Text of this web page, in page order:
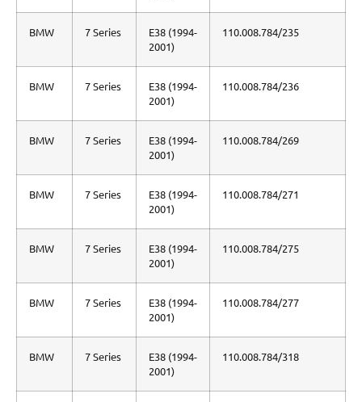
BMW 7 Series
E38 (1994-
2001)
110.008.784/235
BMW 7 Series
E38 (1994-
2001)
110.008.784/236
BMW 7 Series
E38 (1994-
2001)
110.008.784/269
BMW 7 Series
E38 (1994-
2001)
110.008.784/271
BMW 7 Series
E38 (1994-
2001)
110.008.784/275
BMW 7 Series
E38 (1994-
2001)
110.008.784/277
BMW 7 Series
E38 (1994-
2001)
110.008.784/318